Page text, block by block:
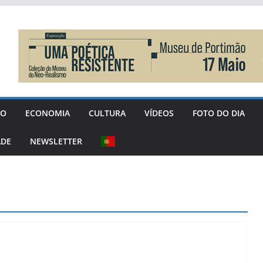
ECONOMIA CULTURA VÍDEOS FOTO DO DIA
NEWSLETTER